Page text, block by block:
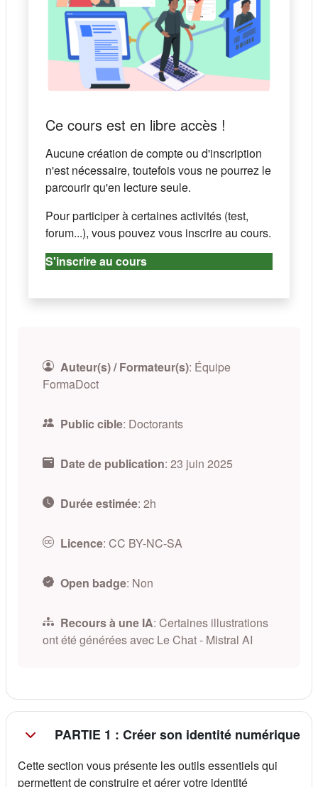
Ce cours est en libre accès !
Aucune création de compte ou d'inscription
n'est nécessaire, toutefois vous ne pourrez le
parcourir qu'en lecture seule.
Pour participer à certaines activités (test,
forum...), vous pouvez vous inscrire au cours.
S'inscrire au cours
Auteur(s) / Formateur(s): Équipe
FormaDoct
Public cible: Doctorants
Date de publication: 23 juin 2025
Durée estimée: 2h
Licence: CC BY-NC-SA
Open badge: Non
Recours à une IA: Certaines illustrations
ont été générées avec Le Chat - Mistral AI
PARTIE 1 : Créer son identité numérique
Cette section vous présente les outils essentiels qui
permettent de construire et gérer votre identité